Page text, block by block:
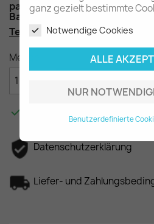
ganz gezielt bestimmte
Notwendige Cookies
ALLE
NUR
Benutzerdefinierte
passend je nach Ausführung
Baureihe W309
Teilenummer: A3194000036
Menge

Datenschutzerklärung
Liefer- und